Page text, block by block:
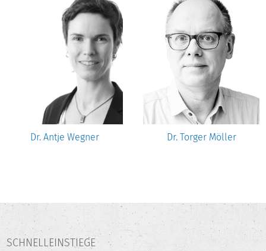
Dr. Antje Wegner Dr. Torger Möller
SCHNELLEINSTIEGE